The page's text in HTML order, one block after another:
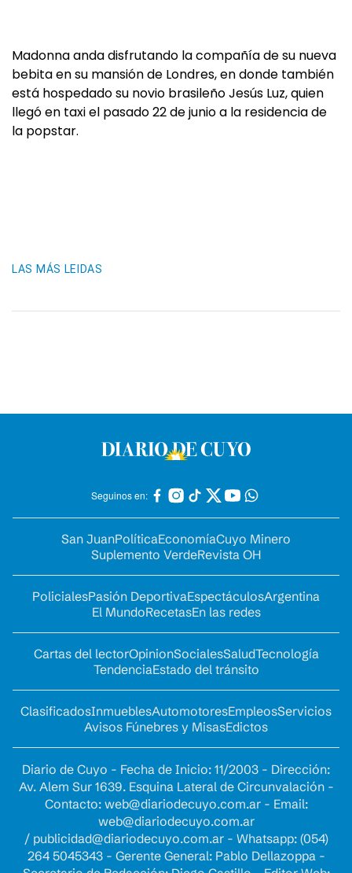
Madonna anda disfrutando la compañía de su nueva
bebita en su mansión de Londres, en donde también
está hospedado su novio brasileño Jesús Luz, quien
llegó en taxi el pasado 22 de junio a la residencia de
la popstar.
LAS MÁS LEIDAS
Seguinos en:
San JuanPolíticaEconomíaCuyo Minero
Suplemento VerdeRevista OH
PolicialesPasión DeportivaEspectáculosArgentina
El MundoRecetasEn las redes
Cartas del lectorOpinionSocialesSaludTecnología
TendenciaEstado del tránsito
ClasificadosInmueblesAutomotoresEmpleosServicios
Avisos Fúnebres y MisasEdictos
Diario de Cuyo - Fecha de Inicio: 11/2003 - Dirección:
Av. Alem Sur 1639. Esquina Lateral de Circunvalación -
Contacto: web@diariodecuyo.com.ar- Email:
web@diariodecuyo.com.ar
/ publicidad@diariodecuyo.com.ar- Whatsapp: (054)
264 5045343 - Gerente General: Pablo Dellazoppa -